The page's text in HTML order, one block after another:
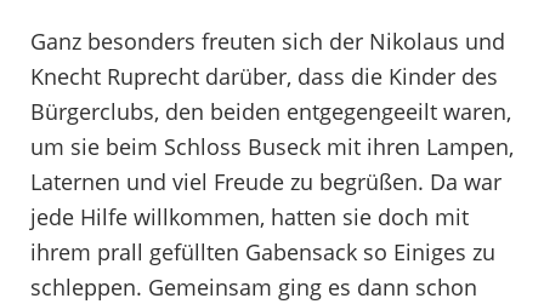
Ganz besonders freuten sich der Nikolaus und
Knecht Ruprecht darüber, dass die Kinder des
Bürgerclubs, den beiden entgegengeeilt waren,
um sie beim Schloss Buseck mit ihren Lampen,
Laternen und viel Freude zu begrüßen. Da war
jede Hilfe willkommen, hatten sie doch mit
ihrem prall gefüllten Gabensack so Einiges zu
schleppen. Gemeinsam ging es dann schon